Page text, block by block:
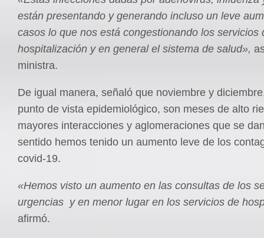
están presentando y generando incluso un leve
casos lo que nos está congestionando los servicios
hospitalización y en general el sistema de salud»,
ministra.
De igual manera, señaló que noviembre y
punto de vista epidemiológico, son meses de alto
mayores interacciones y aglomeraciones que se
sentido hemos tenido un aumento leve de los
covid-19.
«Hemos visto un aumento en las consultas de los
urgencias y en menor lugar en los servicios de
afirmó.